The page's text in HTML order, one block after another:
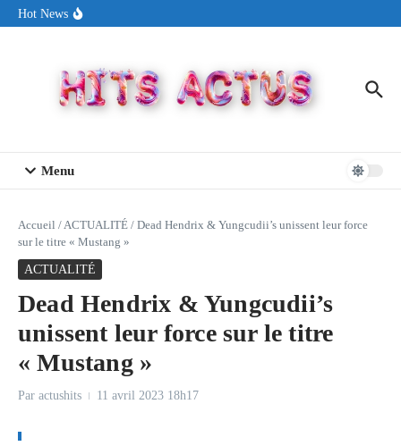
Aller au contenu
Hot News
« New Day »
Menu
Accueil /ACTUALITÉ / Dead Hendrix & Yungcudii’s unissent leur force
sur le titre « Mustang »
ACTUALITÉ
Dead Hendrix & Yungcudii’s
unissent leur force sur le titre
« Mustang »
Par actushits 11 avril 2023 18h17